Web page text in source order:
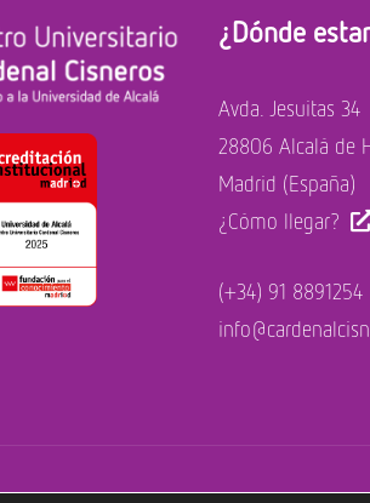
¿Dónde
Avda. Jesuitas 34
28806 Alcalá de
Madrid (España)
¿Cómo llegar?
(+34) 91 8891254